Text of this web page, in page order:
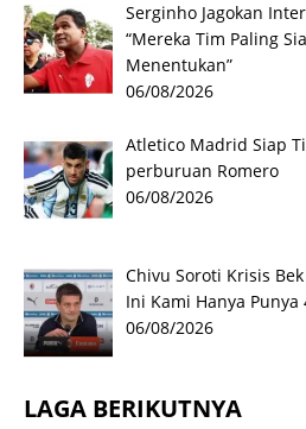
Serginho Jagokan
“Mereka Tim Paling
Menentukan”
06/08/2026
Atletico Madrid Siap
perburuan Romero
06/08/2026
Chivu Soroti Krisis
Ini Kami Hanya Punya
06/08/2026
LAGA BERIKUTNYA